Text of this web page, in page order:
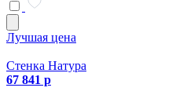
Лучшая цена
Стенка Натура
67 841 р